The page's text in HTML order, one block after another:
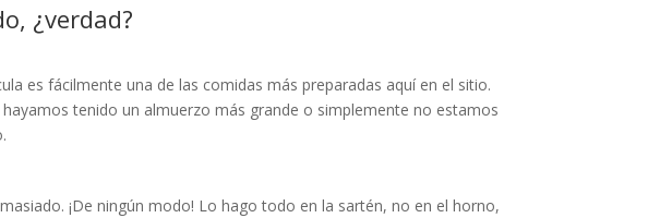
¿verdad?
es fácilmente una de las comidas más preparadas aquí en el sitio.
tenido un almuerzo más grande o simplemente no estamos
¡De ningún modo! Lo hago todo en la sartén, no en el horno,